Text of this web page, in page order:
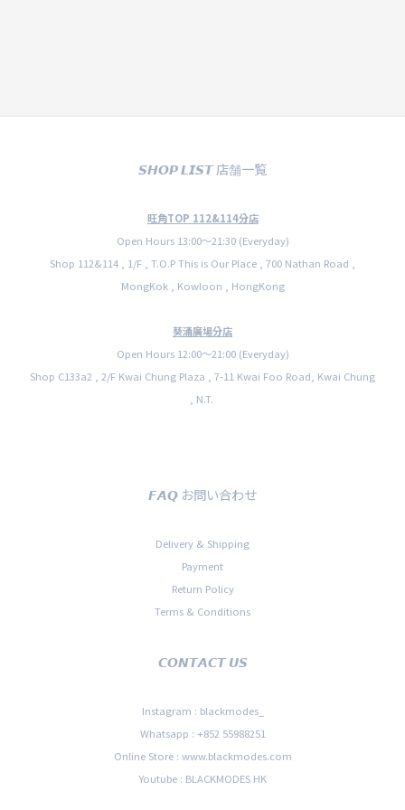
𝙎𝙃𝙊𝙋 𝙇𝙄𝙎𝙏 店舗一覧
旺角TOP 112&114分店
Open Hours 13:00〜21:30 (Everyday)
Shop 112&114 , 1/F , T.O.P This is Our Place , 700 Nathan Road ,
MongKok , Kowloon , HongKong
葵涌廣場分店
Open Hours 12:00〜21:00 (Everyday)
Shop C133a2 , 2/F Kwai Chung Plaza , 7-11 Kwai Foo Road, Kwai Chung
, N.T.
𝙁𝘼𝙌 お問い合わせ
Delivery & Shipping
Payment
Return Policy
Terms & Conditions
𝘾𝙊𝙉𝙏𝘼𝘾𝙏 𝙐𝙎
Instagram : blackmodes_
Whatsapp : +852 55988251
Online Store : www.blackmodes.com
Youtube : BLACKMODES HK